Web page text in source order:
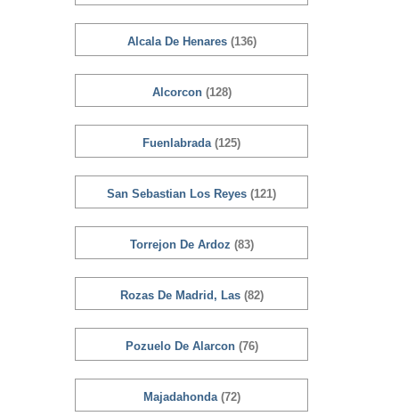
Alcala De Henares (136)
Alcorcon (128)
Fuenlabrada (125)
San Sebastian Los Reyes (121)
Torrejon De Ardoz (83)
Rozas De Madrid, Las (82)
Pozuelo De Alarcon (76)
Majadahonda (72)